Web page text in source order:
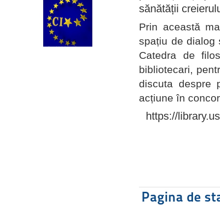
sănătății
Prin această
spațiu de dialog
Catedra de
bibliotecari,
discuta despre
acțiune în
https://
Pagina de